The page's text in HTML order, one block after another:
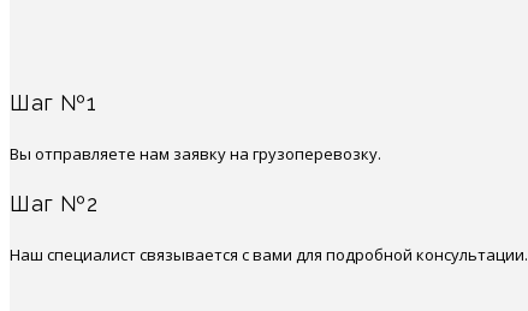
Шаг №1
Вы отправляете нам заявку на грузоперевозку.
Шаг №2
Наш специалист связывается с вами для подробной консультации.